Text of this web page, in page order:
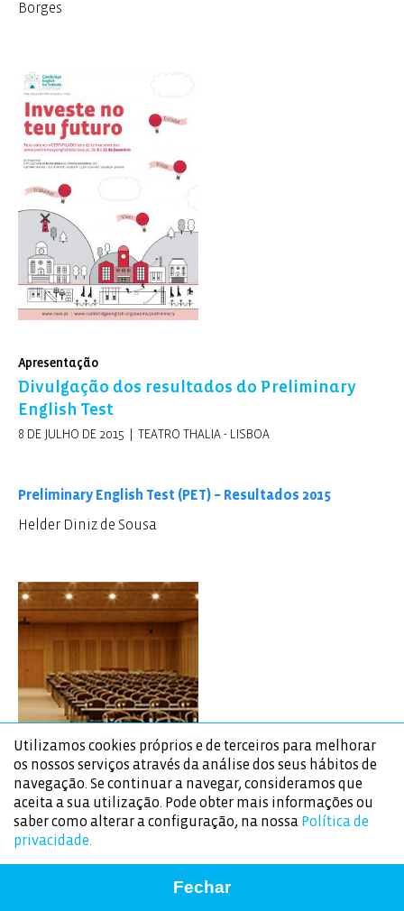
Borges
Apresentação
Divulgação dos resultados do Preliminary
English Test
8 DE JULHO DE 2015 | TEATRO THALIA - LISBOA
Preliminary English Test (PET) – Resultados 2015
Helder Diniz de Sousa
Utilizamos cookies próprios e de terceiros para melhorar
os nossos serviços através da análise dos seus hábitos de
navegação. Se continuar a navegar, consideramos que
aceita a sua utilização. Pode obter mais informações ou
saber como alterar a configuração, na nossa Política de
privacidade.
Fechar